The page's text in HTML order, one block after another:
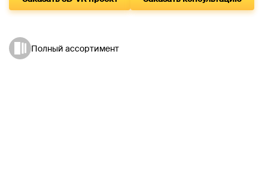
Полный ассортимент